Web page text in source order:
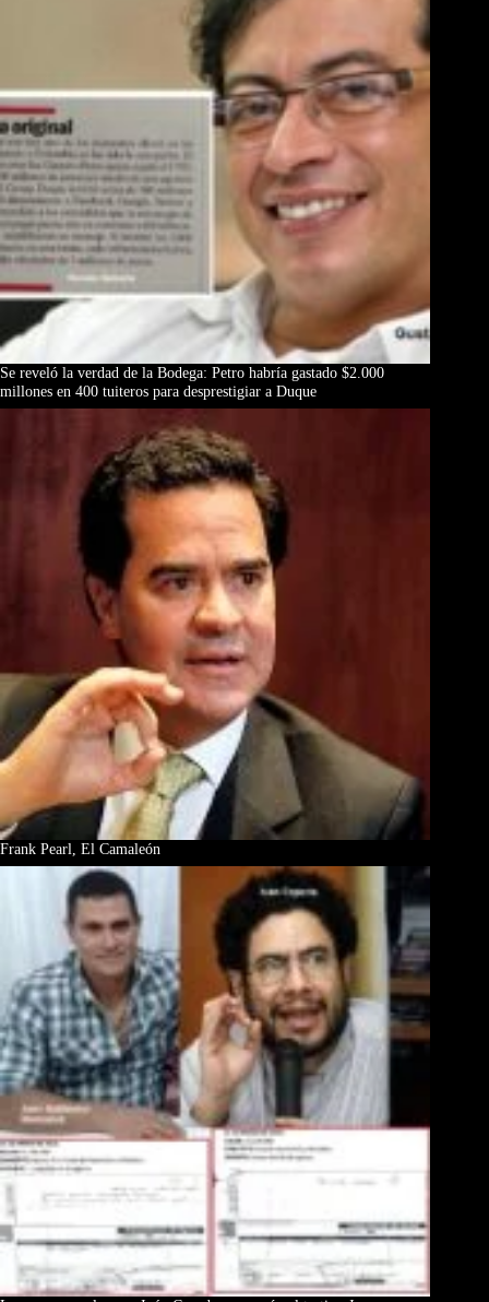
Se reveló la verdad de la Bodega: Petro habría gastado $2.000
millones en 400 tuiteros para desprestigiar a Duque
Frank Pearl, El Camaleón